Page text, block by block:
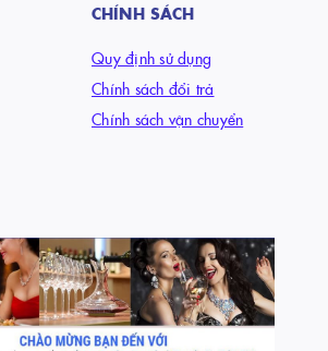
CHÍNH SÁCH
Quy định sử dụng
Chính sách đổi trả
Chính sách vận chuyển